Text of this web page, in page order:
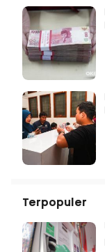
Terpopuler